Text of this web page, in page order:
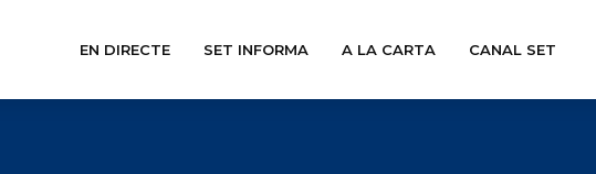
EN DIRECTE SET INFORMA A LA CARTA CANAL SET